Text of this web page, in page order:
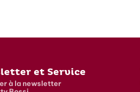
et Service
à la newsletter